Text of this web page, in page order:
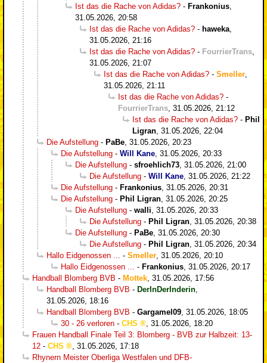
Ist das die Rache von Adidas? - Frankonius
31.05.2026, 20:58
Ist das die Rache von Adidas? - haweka
31.05.2026, 21:16
Ist das die Rache von Adidas? - FourrierTrans
31.05.2026, 21:07
Ist das die Rache von Adidas? - Smeller
31.05.2026, 21:11
Ist das die Rache von Adidas? -
FourrierTrans 31.05.2026, 21:12
Ist das die Rache von Adidas? - Phil
Ligran 31.05.2026, 22:04
Die Aufstellung - PaBe 31.05.2026, 20:23
Die Aufstellung - Will Kane 31.05.2026, 20:33
Die Aufstellung - sfroehlich73 31.05.2026, 21:00
Die Aufstellung - Will Kane 31.05.2026, 21:22
Die Aufstellung - Frankonius 31.05.2026, 20:31
Die Aufstellung - Phil Ligran 31.05.2026, 20:25
Die Aufstellung - walli 31.05.2026, 20:33
Die Aufstellung - Phil Ligran 31.05.2026, 20:38
Die Aufstellung - PaBe 31.05.2026, 20:30
Die Aufstellung - Phil Ligran 31.05.2026, 20:34
Hallo Eidgenossen ...
- Smeller 31.05.2026, 20:10
Hallo Eidgenossen ...
- Frankonius 31.05.2026, 20:17
Handball Blomberg BVB - Mottek 31.05.2026, 17:56
Handball Blomberg BVB - DerInDerInderin
31.05.2026, 18:16
Handball Blomberg BVB - Gargamel09 31.05.2026, 18:05
30 - 26 verloren - CHS
31.05.2026, 18:20
Frauen Handball Finale Teil 3: Blomberg - BVB zur Halbzeit: 13-
12 - CHS
31.05.2026, 17:18
Rhynern Meister Oberliga Westfalen und DFB-